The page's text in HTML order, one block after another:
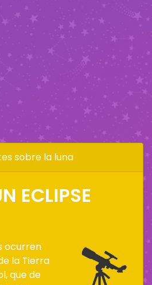
sobre la luna
ECLIPSE
ocurren
la Tierra
que de